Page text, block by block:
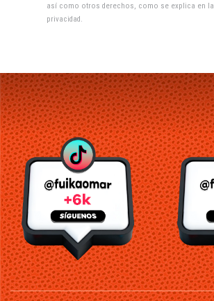
así como otros derechos, como se explica en la
privacidad.